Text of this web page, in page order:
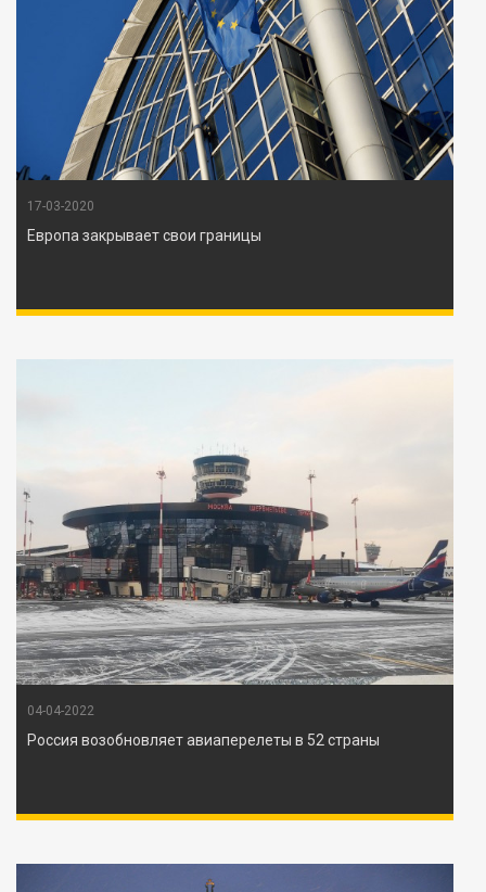
17-03-2020
Европа закрывает свои границы
04-04-2022
Россия возобновляет авиаперелеты в 52 страны